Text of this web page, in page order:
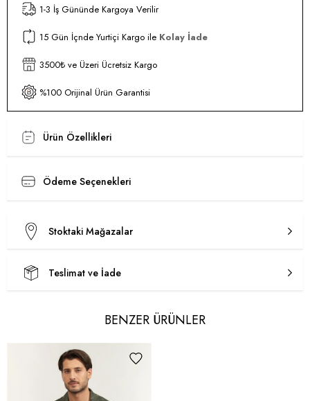
1-3 İş Gününde Kargoya Verilir
15 Gün İçnde Yurtiçi Kargo ile Kolay İade
3500₺ ve Üzeri Ücretsiz Kargo
%100 Orijinal Ürün Garantisi
Ürün Özellikleri
Ödeme Seçenekleri
Stoktaki Mağazalar
Teslimat ve İade
BENZER ÜRÜNLER